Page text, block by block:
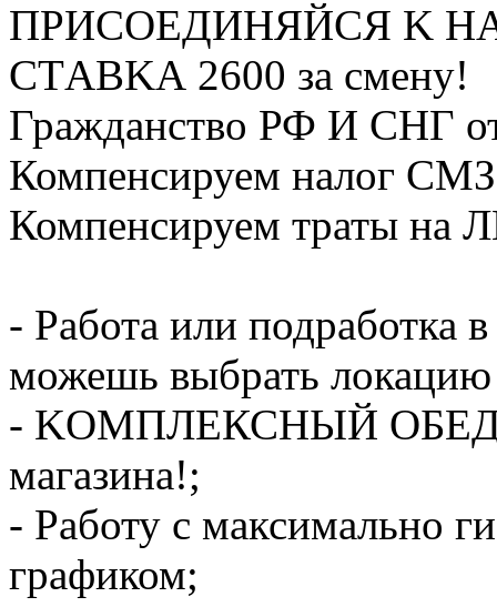
ПPИCOEДИHЯЙСЯ K
СTАBKА 2600 за смену!
Гражданство РФ И СНГ
Компенсируем налог
Компенсируем траты на
- Работа или подработка
можешь выбрать
- KОMПЛEКСHЫЙ OБЕД
магазина!;
- Работу с максимально
графиком;